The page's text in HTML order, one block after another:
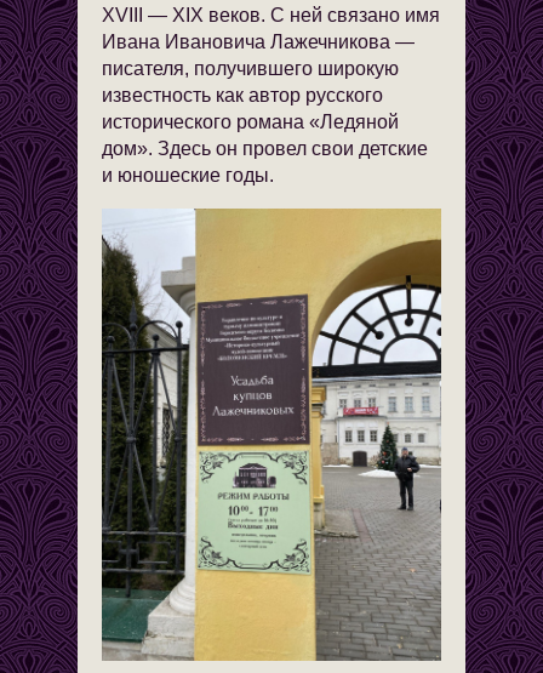
ХVIII — ХIХ веков. С ней связано имя
Ивана Ивановича Лажечникова —
писателя, получившего широкую
известность как автор русского
исторического романа «Ледяной
дом». Здесь он провел свои детские
и юношеские годы.